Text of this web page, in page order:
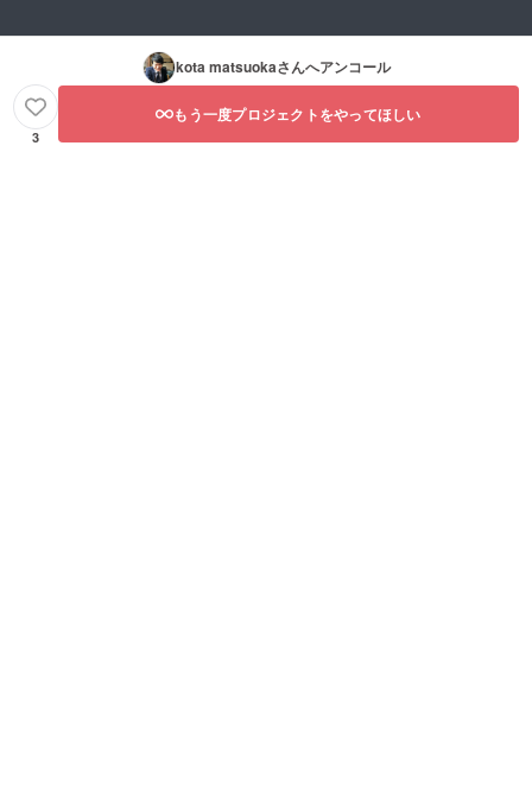
kota matsuokaさんへアンコール
3
もう一度プロジェクトをやってほしい